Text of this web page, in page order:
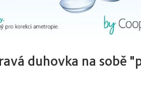
duhovka na sobě